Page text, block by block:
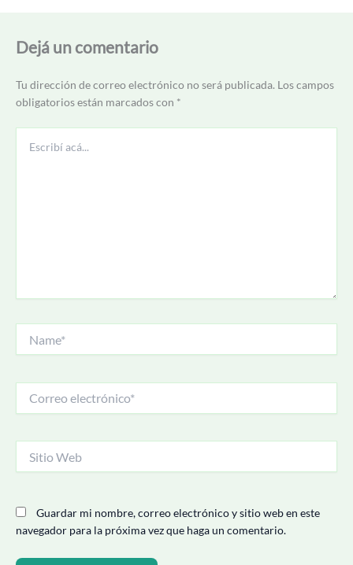
Dejá un comentario
Tu dirección de correo electrónico no será publicada. Los campos
obligatorios están marcados con *
acá...
electrónico*
Web
Guardar mi nombre, correo electrónico y sitio web en este
navegador para la próxima vez que haga un comentario.